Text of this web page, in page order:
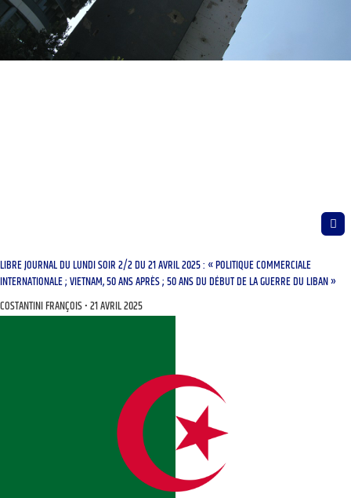
LIBRE JOURNAL DU LUNDI SOIR 2/2 DU 21 AVRIL 2025 : « POLITIQUE COMMERCIALE
INTERNATIONALE ; VIETNAM, 50 ANS APRÈS ; 50 ANS DU DÉBUT DE LA GUERRE DU LIBAN »
COSTANTINI FRANÇOIS 21 AVRIL 2025